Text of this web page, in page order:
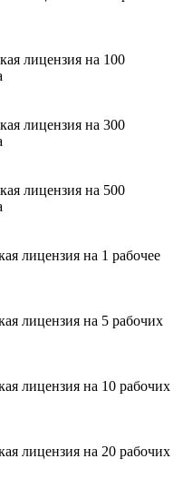
лицензия на 100
лицензия на 300
лицензия на 500
лицензия на 1 рабочее
лицензия на 5 рабочих
лицензия на 10 рабочих
лицензия на 20 рабочих